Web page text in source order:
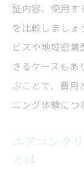
証内容、使用す
を比較しましょ
ビスや地域密
きるケースもあ
ぶことで、費用
ニング体験につ
エアコンク
とは